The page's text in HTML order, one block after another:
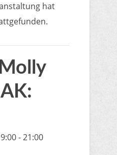
hat
-21:00